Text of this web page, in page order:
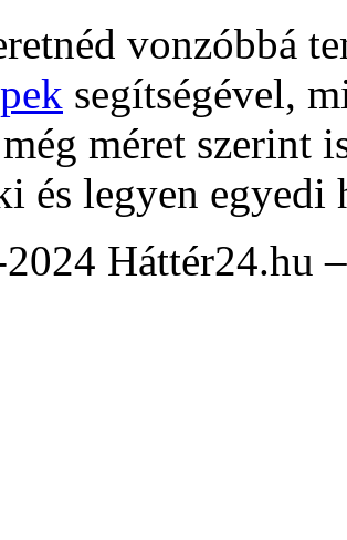
vonzóbbá
segítségével,
méret szerint
és legyen egyedi
Háttér24.hu